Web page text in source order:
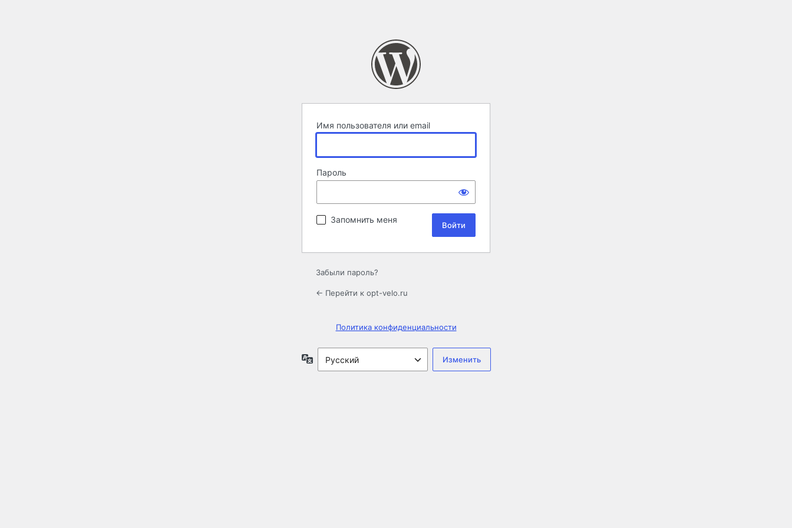
Имя пользователя или email
Пароль
Запомнить меня
Забыли пароль?
← Перейти к opt-velo.ru
Политика конфиденциальности
Язык